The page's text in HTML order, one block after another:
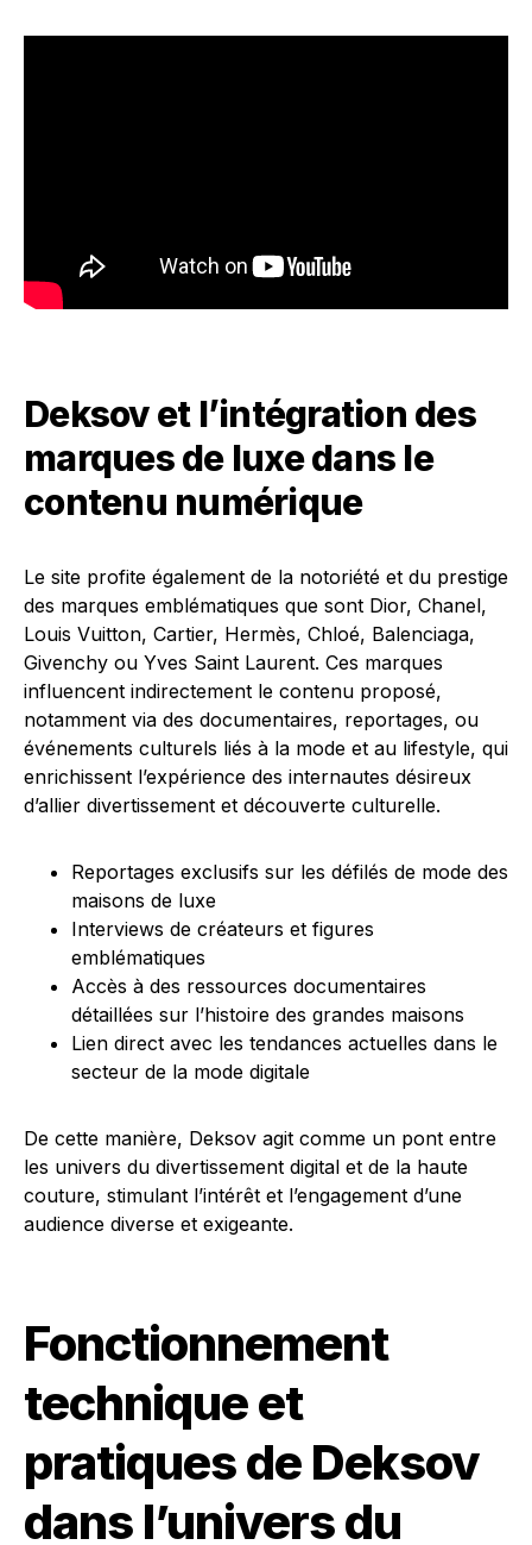
Deksov et l’intégration des
marques de luxe dans le
contenu numérique
Le site profite également de la notoriété et du prestige
des marques emblématiques que sont Dior, Chanel,
Louis Vuitton, Cartier, Hermès, Chloé, Balenciaga,
Givenchy ou Yves Saint Laurent. Ces marques
influencent indirectement le contenu proposé,
notamment via des documentaires, reportages, ou
événements culturels liés à la mode et au lifestyle, qui
enrichissent l’expérience des internautes désireux
d’allier divertissement et découverte culturelle.
Reportages exclusifs sur les défilés de mode des
maisons de luxe
Interviews de créateurs et figures
emblématiques
Accès à des ressources documentaires
détaillées sur l’histoire des grandes maisons
Lien direct avec les tendances actuelles dans le
secteur de la mode digitale
De cette manière, Deksov agit comme un pont entre
les univers du divertissement digital et de la haute
couture, stimulant l’intérêt et l’engagement d’une
audience diverse et exigeante.
Fonctionnement
technique et
pratiques de Deksov
dans l’univers du